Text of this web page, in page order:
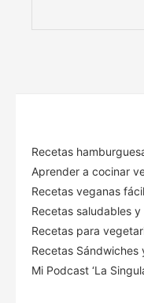
Recetas
Aprender a cocinar
Recetas veganas
Recetas saludables
Recetas para
Recetas Sándwiches
Mi Podcast ‘La